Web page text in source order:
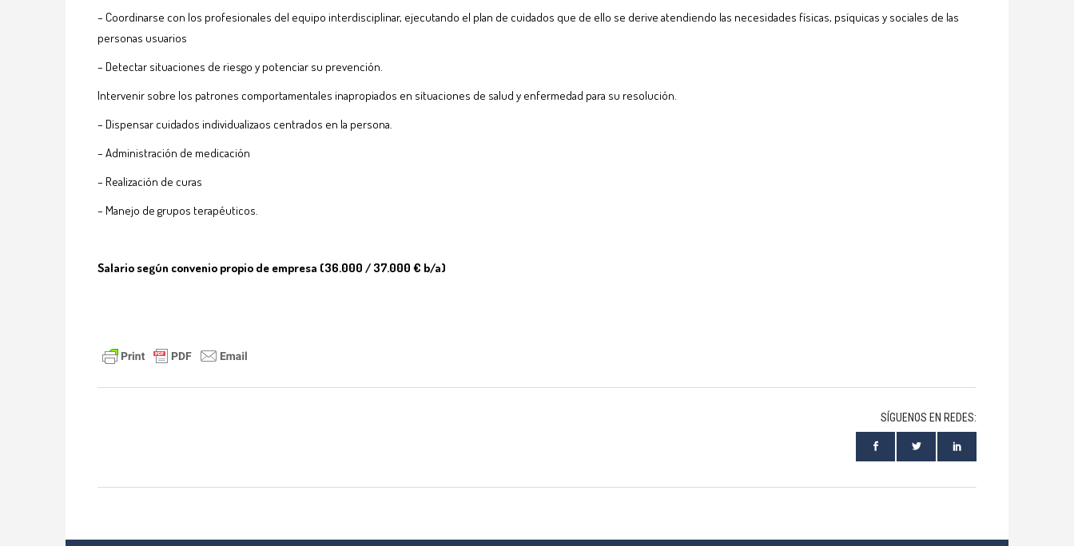
– Coordinarse con los profesionales del equipo interdisciplinar, ejecutando el plan de cuidados que de ello se derive atendiendo las necesidades físicas, psíquicas y sociales de las
personas usuarios
– Detectar situaciones de riesgo y potenciar su prevención.
Intervenir sobre los patrones comportamentales inapropiados en situaciones de salud y enfermedad para su resolución.
– Dispensar cuidados individualizaos centrados en la persona.
– Administración de medicación
– Realización de curas
– Manejo de grupos terapéuticos.
Salario según convenio propio de empresa (36.000 / 37.000 € b/a)
SÍGUENOS EN REDES: